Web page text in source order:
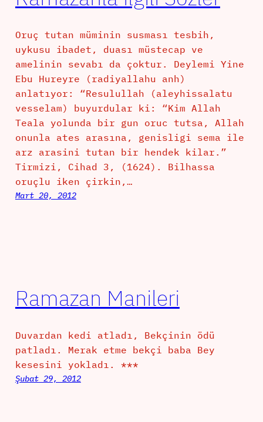
Oruç tutan müminin susması tesbih,
uykusu ibadet, duası müstecap ve
amelinin sevabı da çoktur. Deylemi Yine
Ebu Hureyre (radiyallahu anh)
anlatıyor: “Resulullah (aleyhissalatu
vesselam) buyurdular ki: “Kim Allah
Teala yolunda bir gun oruc tutsa, Allah
onunla ates arasına, genisligi sema ile
arz arasini tutan bir hendek kilar.”
Tirmizi, Cihad 3, (1624). Bilhassa
oruçlu iken çirkin,…
Mart 20, 2012
Ramazan Manileri
Duvardan kedi atladı, Bekçinin ödü
patladı. Merak etme bekçi baba Bey
kesesini yokladı. ***
Şubat 29, 2012